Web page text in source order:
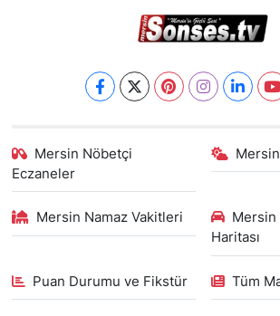
Mersin Nöbetçi
Eczaneler
Mersin Namaz Vakitleri
Mersin
Haritası
Puan Durumu ve Fikstür Tüm